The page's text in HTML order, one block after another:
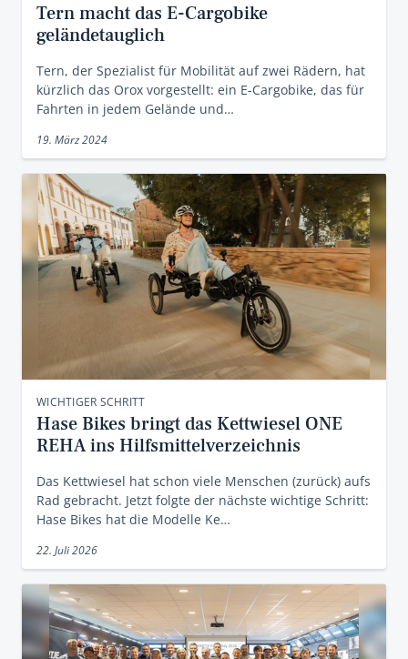
Tern macht das E-Cargobike
geländetauglich
Tern, der Spezialist für Mobilität auf zwei Rädern, hat
kürzlich das Orox vorgestellt: ein E-Cargobike, das für
Fahrten in jedem Gelände und…
19. März 2024
WICHTIGER SCHRITT
Hase Bikes bringt das Kettwiesel ONE
REHA ins Hilfsmittelverzeichnis
Das Kettwiesel hat schon viele Menschen (zurück) aufs
Rad gebracht. Jetzt folgte der nächste wichtige Schritt:
Hase Bikes hat die Modelle Ke…
22. Juli 2026